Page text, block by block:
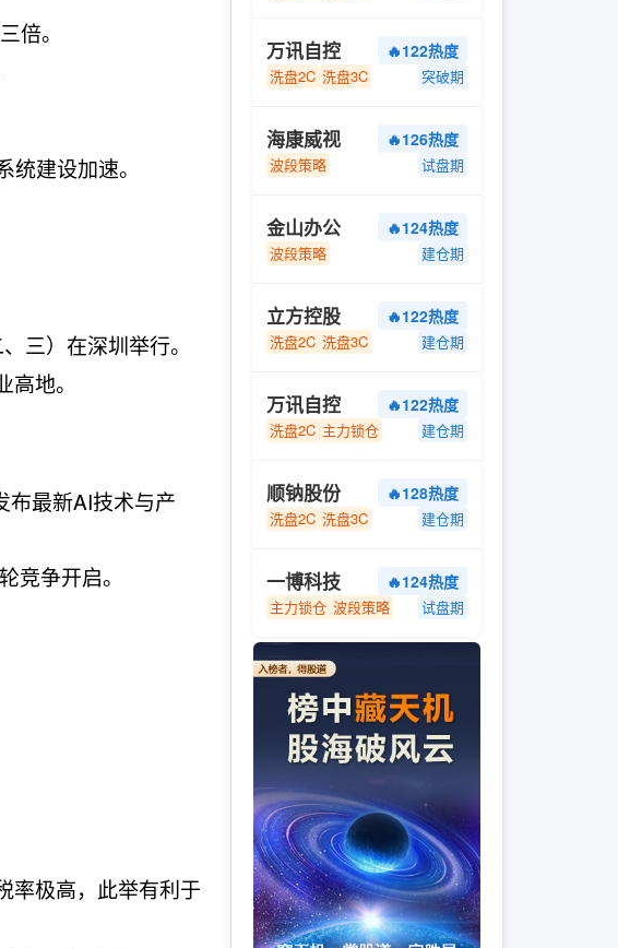
倍。
建设加速。
三）在深圳举行。
地。
布最新AI技术与产
竞争开启。
率极高，此举有利于
万讯自控 🔥122热度
洗盘2C 洗盘3C 突破期
海康威视 🔥126热度
波段策略 试盘期
金山办公 🔥124热度
波段策略 建仓期
立方控股 🔥122热度
洗盘2C 洗盘3C 建仓期
万讯自控 🔥122热度
洗盘2C 主力锁仓 建仓期
顺钠股份 🔥128热度
洗盘2C 洗盘3C 建仓期
一博科技 🔥124热度
主力锁仓 波段策略 试盘期